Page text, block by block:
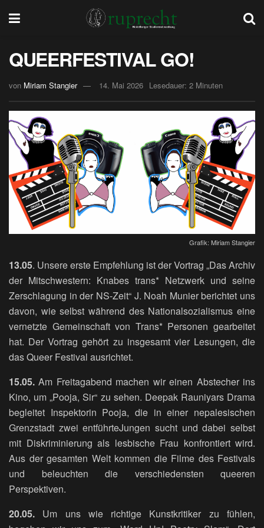
QUEERFESTIVAL GO!
von Miriam Stangier 14. Mai 2026 Lesedauer: 2 Minuten
Grafik: Miriam Stangier
13.05. Unsere erste Empfehlung ist der Vortrag „Das Archiv
der Mitschwestern: Knabes trans* Netzwerk und seine
Zerschlagung in der NS-Zeit“ J. Noah Munier berichtet uns
davon, wie selbst während des Nationalsozialismus eine
vernetzte Gemeinschaft von Trans* Personen gearbeitet
hat. Der Vortrag gehört zu insgesamt vier Lesungen, die
das Queer Festival ausrichtet.
15.05. Am Freitagabend machen wir einen Abstecher ins
Kino, um „Pooja, Sir“ zu sehen. Deepak Rauniyars Drama
begleitet Inspektorin Pooja, die in einer nepalesischen
Grenzstadt zwei entführteJungen sucht und dabei selbst
mit Diskriminierung als lesbische Frau konfrontiert wird.
Aus der gesamten Welt kommen die Filme des Festivals
und beleuchten die verschiedensten queeren
Perspektiven.
20.05. Um uns wie richtige Kunstkritiker zu fühlen,